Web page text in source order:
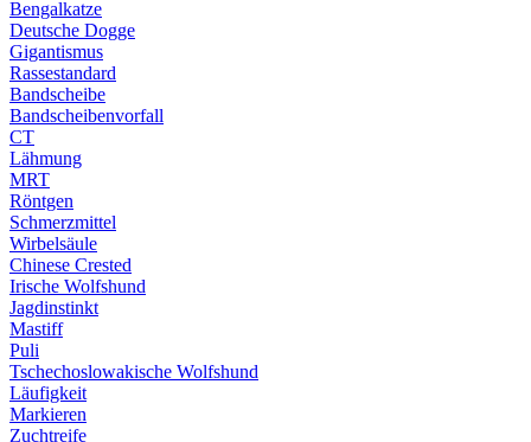
Bengalkatze
Deutsche Dogge
Gigantismus
Rassestandard
Bandscheibe
Bandscheibenvorfall
CT
Lähmung
MRT
Röntgen
Schmerzmittel
Wirbelsäule
Chinese Crested
Irische Wolfshund
Jagdinstinkt
Mastiff
Puli
Tschechoslowakische Wolfshund
Läufigkeit
Markieren
Zuchtreife